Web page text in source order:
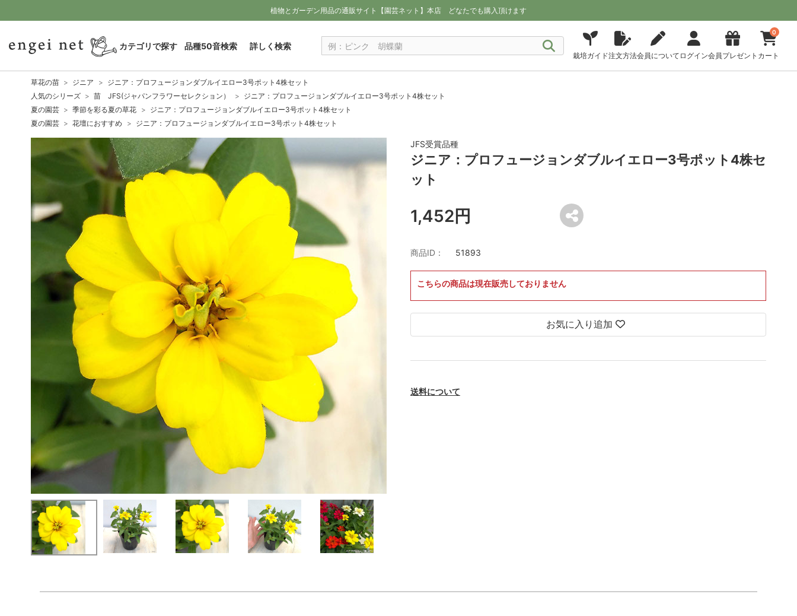
植物とガーデン用品の通販サイト【園芸ネット】本店 どなたでも購入頂けます
カテゴリで探す 品種50音検索 詳しく検索
栽培ガイド注文方法会員について ログイン会員プレゼント
0
カート
草花の苗 ジニア
ジニア：プロフュージョンダブルイエロー3号ポット4株セット
人気のシリーズ
苗 JFS(ジャパンフラワーセレクション）
ジニア：プロフュージョンダブルイエロー3号ポット4株セット
夏の園芸
季節を彩る夏の草花
ジニア：プロフュージョンダブルイエロー3号ポット4株セット
夏の園芸
花壇におすすめ ジニア：プロフュージョンダブルイエロー3号ポット4株セット
JFS受賞品種
ジニア：プロフュージョンダブルイエロー3号ポット4株セ
ット
1,452円
商品ID： 51893
こちらの商品は現在販売しておりません
お気に入り追加
送料について